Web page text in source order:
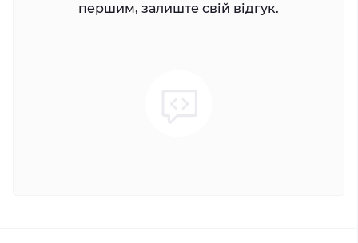
першим, залиште свій відгук.